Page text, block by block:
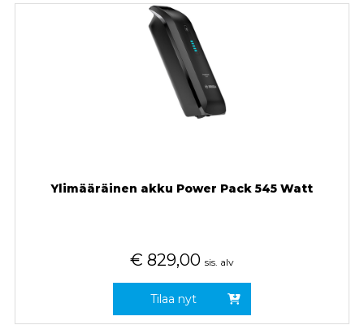
Ylimääräinen akku Power Pack 545 Watt
€ 829,00 sis. alv
Tilaa nyt